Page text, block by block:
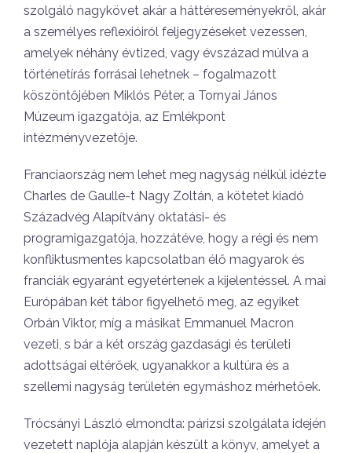
szolgáló nagykövet akár a háttéreseményekről, akár
a személyes reflexióiról feljegyzéseket vezessen,
amelyek néhány évtized, vagy évszázad múlva a
történetírás forrásai lehetnek – fogalmazott
köszöntőjében Miklós Péter, a Tornyai János
Múzeum igazgatója, az Emlékpont
intézményvezetője.
Franciaország nem lehet meg nagyság nélkül idézte
Charles de Gaulle-t Nagy Zoltán, a kötetet kiadó
Századvég Alapítvány oktatási- és
programigazgatója, hozzátéve, hogy a régi és nem
konfliktusmentes kapcsolatban élő magyarok és
franciák egyaránt egyetértenek a kijelentéssel. A mai
Európában két tábor figyelhető meg, az egyiket
Orbán Viktor, míg a másikat Emmanuel Macron
vezeti, s bár a két ország gazdasági és területi
adottságai eltérőek, ugyanakkor a kultúra és a
szellemi nagyság területén egymáshoz mérhetőek.
Trócsányi László elmondta: párizsi szolgálata idején
vezetett naplója alapján készült a könyv, amelyet a